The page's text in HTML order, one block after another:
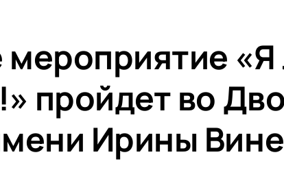
мероприятие
пройдет во
Ирины